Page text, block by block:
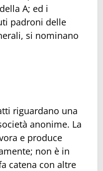
A; ed i
padroni delle
si nominano
riguardano una
anonime. La
e produce
non è in
catena con altre